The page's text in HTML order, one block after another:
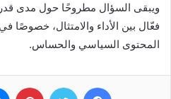
ويبقى السؤال مطروحًا حول مدى
فعّال بين الأداء والامتثال، خصوصًا
المحتوى السياسي والحساس.
فيسبوك تويتر